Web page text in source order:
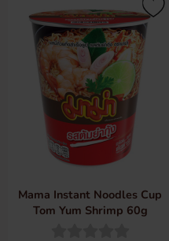
Mama Instant Noodles Cup
Tom Yum Shrimp 60g